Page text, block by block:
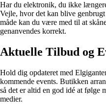
Har du elektronik, du ikke
Vejle, hvor det kan blive
måde kan du være med til at
genanvendes korrekt.
Aktuelle Tilbud og
Hold dig opdateret med
kommende events. Butikken
så det er altid en god idé at følge
medier.